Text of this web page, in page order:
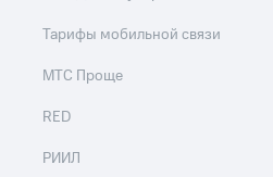
Тарифы мобильной связи
МТС Проще
RED
РИИЛ